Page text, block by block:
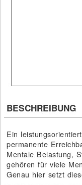
BESCHREIBUNG
Ein
permanente
Mentale Belastung,
gehören für viele
Genau hier setzt